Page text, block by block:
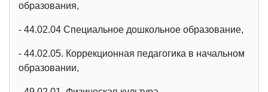
образования,
- 44.02.04 Специальное дошкольное образование,
- 44.02.05. Коррекционная педагогика в начальном
образовании,